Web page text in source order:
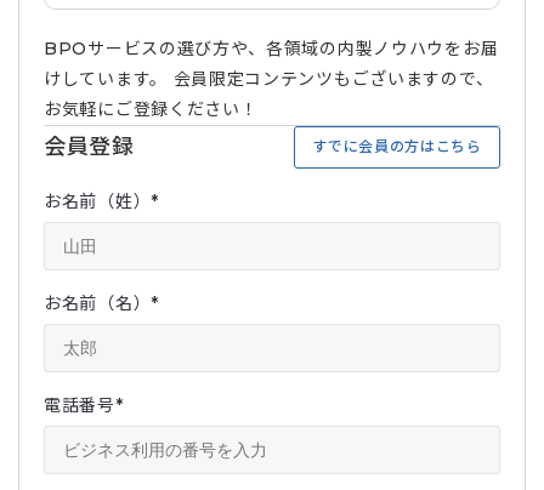
BPOサービスの選び方や、各領域の内製ノウハウをお届
けしています。 会員限定コンテンツもございますので、
お気軽にご登録ください！
会員登録 すでに会員の方はこちら
お名前（姓）*
お名前（名）*
電話番号*